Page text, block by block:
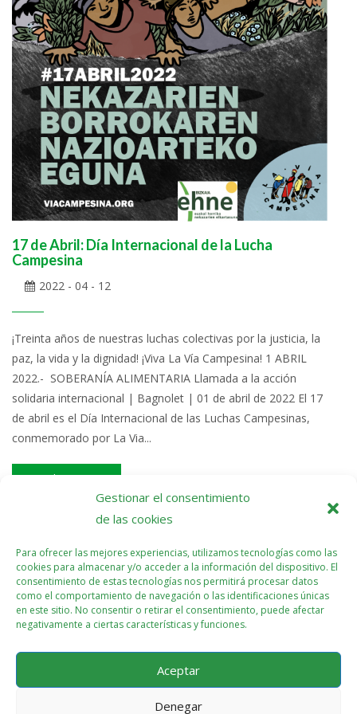
Gestionar el consentimiento
de las cookies
Para ofrecer las mejores experiencias, utilizamos tecnologías como las
cookies para almacenar y/o acceder a la información del dispositivo. El
consentimiento de estas tecnologías nos permitirá procesar datos
como el comportamiento de navegación o las identificaciones únicas
en este sitio. No consentir o retirar el consentimiento, puede afectar
negativamente a ciertas características y funciones.
Aceptar
Denegar
17 de Abril: Día Internacional de la Lucha
Campesina
2022 - 04 - 12
¡Treinta años de nuestras luchas colectivas por la justicia, la
paz, la vida y la dignidad! ¡Viva La Vía Campesina! 1 ABRIL
2022.- SOBERANÍA ALIMENTARIA Llamada a la acción
solidaria internacional | Bagnolet | 01 de abril de 2022 El 17
de abril es el Día Internacional de las Luchas Campesinas,
conmemorado por La Via...
Read More >>